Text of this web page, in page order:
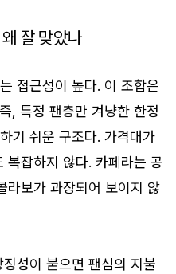
잘 맞았나
접근성이 높다. 이 조합은
, 특정 팬층만 겨냥한 한정
기 쉬운 구조다. 가격대가
복잡하지 않다. 카페라는 공
라보가 과장되어 보이지 않
성이 붙으면 팬심의 지불